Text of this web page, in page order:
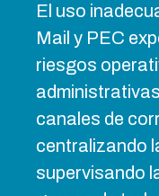
El uso
Mail y PEC
riesgos
canales de
centralizando
supervisando